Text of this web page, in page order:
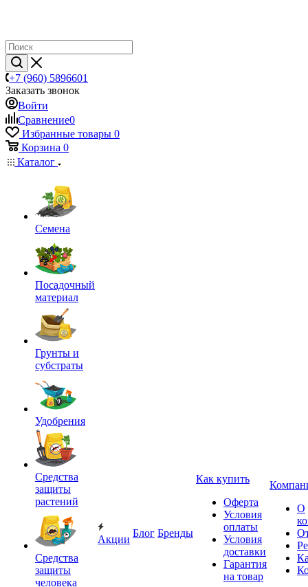
+7 (960) 5896601
Заказать звонок
Войти
Сравнение0
Избранные товары 0
Корзина 0
Каталог
Семена
Посадочный
материал
Грунты и
субстраты
Удобрения
Средства
защиты
растений
Средства
защиты
человека
Акции
Блог Бренды
Как купить
Оферта
Условия
оплаты
Условия
доставки
Гарантия
на товар
О